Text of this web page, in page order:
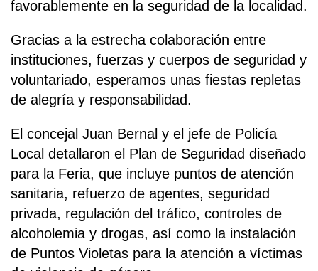
favorablemente en la seguridad de la localidad.
Gracias a la estrecha colaboración entre
instituciones, fuerzas y cuerpos de seguridad y
voluntariado, esperamos unas fiestas repletas
de alegría y responsabilidad.
El concejal Juan Bernal y el jefe de Policía
Local detallaron el Plan de Seguridad diseñado
para la Feria, que incluye puntos de atención
sanitaria, refuerzo de agentes, seguridad
privada, regulación del tráfico, controles de
alcoholemia y drogas, así como la instalación
de Puntos Violetas para la atención a víctimas